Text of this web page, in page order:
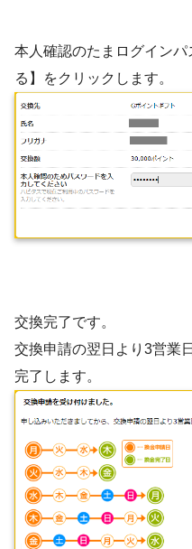
本人確認のたまログイン
る】をクリックします。
交換完了です。
交換申請の翌日より3営業
完了します。